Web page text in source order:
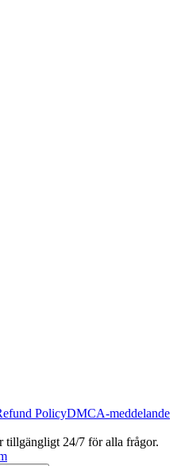
PolicyDMCA-meddelande
tillgängligt 24/7 för alla frågor.